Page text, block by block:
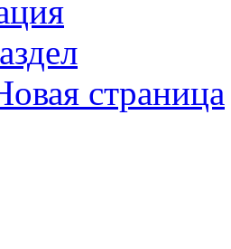
страница